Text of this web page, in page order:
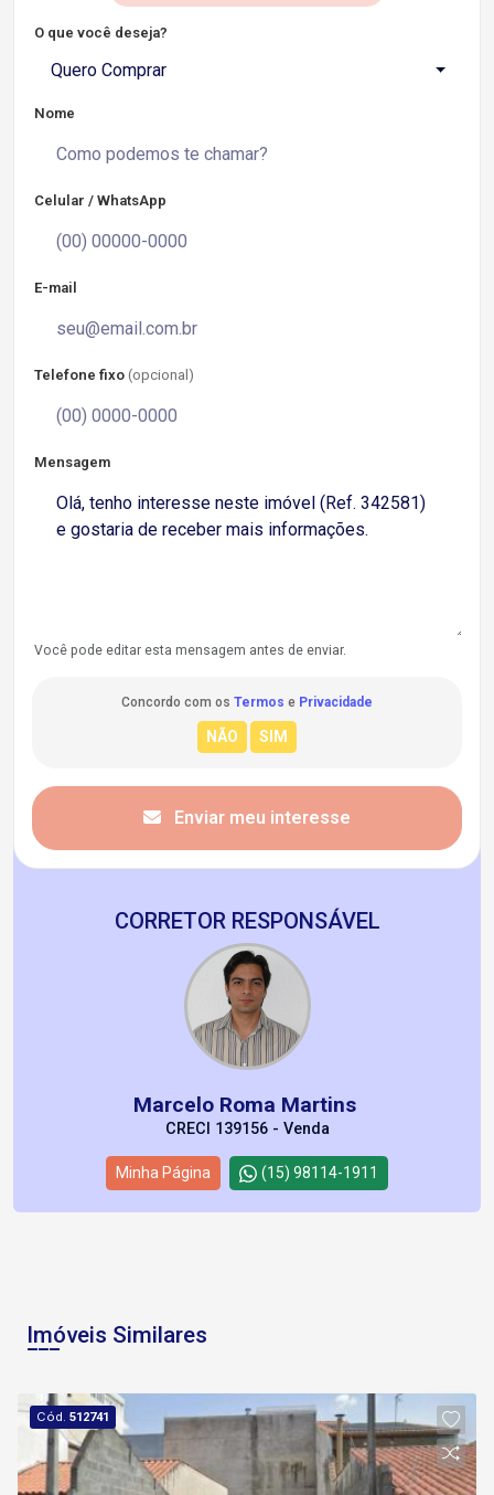
O que você deseja?
Quero Comprar
Nome
Celular / WhatsApp
E-mail
Telefone fixo (opcional)
Mensagem
Você pode editar esta mensagem antes de enviar.
Concordo com os Termos e Privacidade
Enviar meu interesse
CORRETOR RESPONSÁVEL
Marcelo Roma Martins
CRECI 139156 - Venda
Minha Página (15) 98114-1911
Imóveis Similares
Cód.512741